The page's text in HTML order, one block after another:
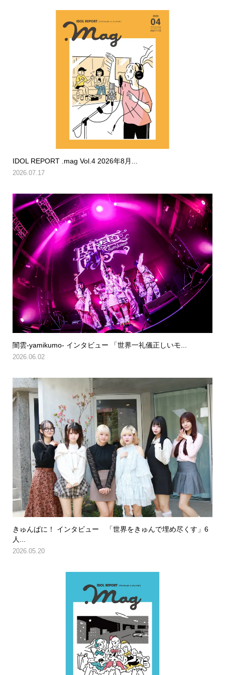
IDOL REPORT .mag Vol.4 2026年8月...
2026.07.17
闇雲-yamikumo- インタビュー 「世界一礼儀正しいモ...
2026.06.02
きゅんぱに！ インタビュー 「世界をきゅんで埋め尽くす」6
人...
2026.05.20